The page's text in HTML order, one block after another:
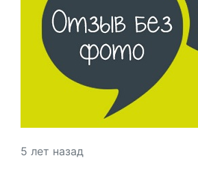
5 лет назад